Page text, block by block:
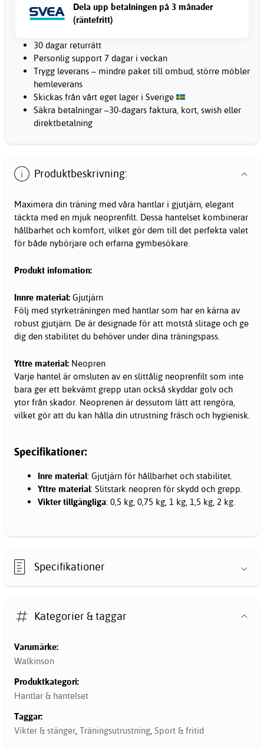
Dela upp betalningen på 3 månader
(räntefritt)
30 dagar returrätt
Personlig support 7 dagar i veckan
Trygg leverans – mindre paket till ombud, större möbler
hemleverans
Skickas från vårt eget lager i Sverige
Säkra betalningar –30-dagars faktura, kort, swish eller
direktbetalning
Produktbeskrivning:
Maximera din träning med våra hantlar i gjutjärn, elegant
täckta med en mjuk neoprenfilt. Dessa hantelset kombinerar
hållbarhet och komfort, vilket gör dem till det perfekta valet
för både nybörjare och erfarna gymbesökare.
Produkt infomation:
Innre material: Gjutjärn
Följ med styrketräningen med hantlar som har en kärna av
robust gjutjärn. De är designade för att motstå slitage och ge
dig den stabilitet du behöver under dina träningspass.
Yttre material: Neopren
Varje hantel är omsluten av en slittålig neoprenfilt som inte
bara ger ett bekvämt grepp utan också skyddar golv och
ytor från skador. Neoprenen är dessutom lätt att rengöra,
vilket gör att du kan hålla din utrustning fräsch och hygienisk.
Specifikationer:
Inre material: Gjutjärn för hållbarhet och stabilitet.
Yttre material: Slitstark neopren för skydd och grepp.
Vikter tillgängliga: 0,5 kg, 0,75 kg, 1 kg, 1,5 kg, 2 kg.
Specifikationer
Kategorier & taggar
Varumärke:
Walkinson
Produktkategori:
Hantlar & hantelset
Taggar:
Vikter & stänger, Träningsutrustning, Sport & fritid